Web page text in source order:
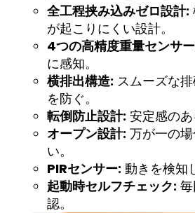
全工程挟み込みゼロ設計:
が起こりにくい設計。
4つの高精度重量センサ
に感知。
横排出構造: スムーズな
を防ぐ。
転倒防止設計: 安定感のあ
オープン設計: 万が一の
い。
PIRセンサー: 動きを検知
起動時セルフチェック:
認。